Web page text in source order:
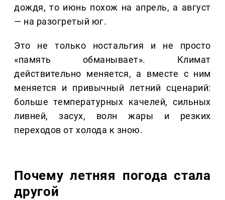
дождя, то июнь похож на апрель, а август
— на разогретый юг.
Это не только ностальгия и не просто
«память обманывает». Климат
действительно меняется, а вместе с ним
меняется и привычный летний сценарий:
больше температурных качелей, сильных
ливней, засух, волн жары и резких
переходов от холода к зною.
Почему летняя погода стала
другой